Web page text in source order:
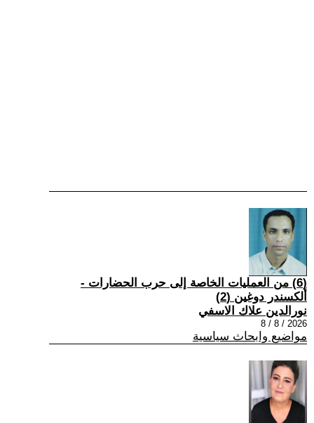
(6) من العمليات الخاصة إلى حرب الحضارات -
ألكسندر دوغين (2)
نورالدين علاك الاسفي
2026 / 8 / 8
مواضيع وابحاث سياسية